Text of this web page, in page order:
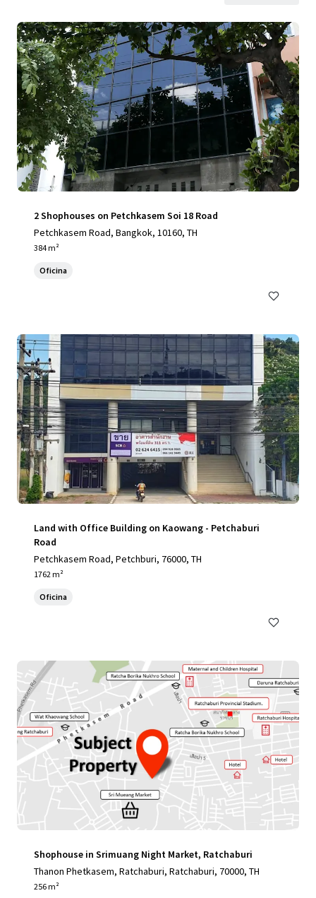
2 Shophouses on Petchkasem Soi 18 Road
Petchkasem Road, Bangkok, 10160, TH
384 m²
Oficina
Land with Office Building on Kaowang - Petchaburi
Road
Petchkasem Road, Petchburi, 76000, TH
1762 m²
Oficina
Shophouse in Srimuang Night Market, Ratchaburi
Thanon Phetkasem, Ratchaburi, Ratchaburi, 70000, TH
256 m²